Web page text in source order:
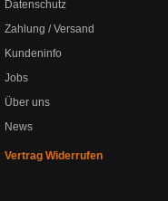
Datenschutz
Zahlung / Versand
Kundeninfo
Jobs
Über uns
News
Vertrag Widerrufen